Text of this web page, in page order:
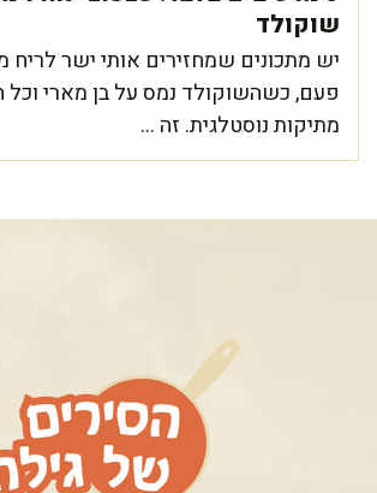
שוקולד
יש מתכונים שמחזירים אותי ישר
פעם, כשהשוקולד נמס על בן מארי
מתיקות נוסטלגית. זה ...